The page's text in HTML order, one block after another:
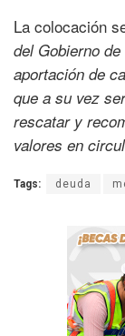
La colocación
del Gobierno
aportación de
que a su vez
rescatar y
valores en
Tags: deuda